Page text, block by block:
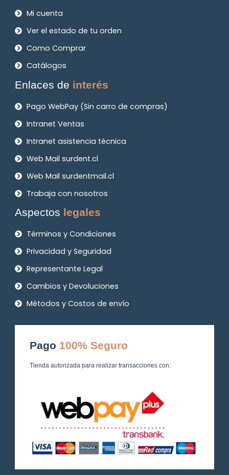
Mi cuenta
Ver el estado de tu orden
Como Comprar
Catálogos
Enlaces de interés
Pago WebPay (Sin carro de compras)
Intranet Ventas
Intranet asistencia técnica
Web Mail surdent.cl
Web Mail surdentmail.cl
Trabaja con nosotros
Aspectos legales
Términos y Condiciones
Privacidad y Seguridad
Representante Legal
Cambios y Devoluciones
Métodos y Costos de envío
Pago 100% Seguro
Tienda autorizada para realizar transacciones con: